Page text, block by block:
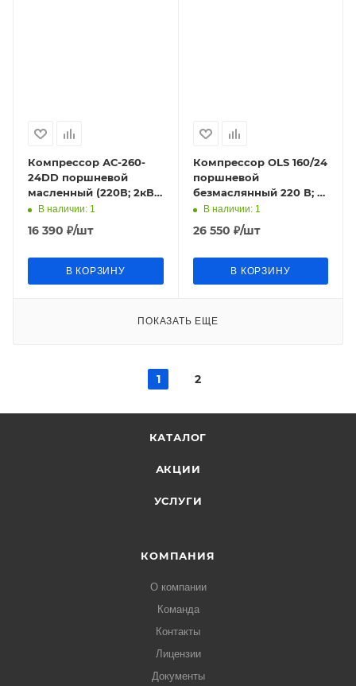
Компрессор АС-260-
24DD поршневой
масленный (220В; 2кВт;
260л/мин; 24л; 8бар;
21кг) Кратон
В наличии: 1
16 390 ₽/шт
В КОРЗИНУ
Компрессор OLS 160/24
поршневой
безмаслянный 220 В; 1,1
кВт; 9,6 м3/ч; 24 л; 8
бар; 19кг СМ 1.1FUBAG
В наличии: 1
26 550 ₽/шт
В КОРЗИНУ
ПОКАЗАТЬ ЕЩЕ
1 2
КАТАЛОГ
АКЦИИ
УСЛУГИ
КОМПАНИЯ
О компании
Команда
Контакты
Лицензии
Документы